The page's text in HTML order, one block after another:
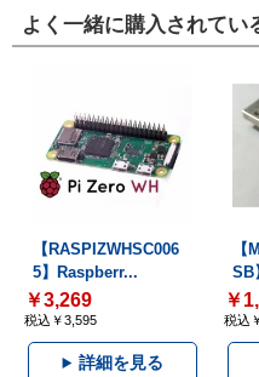
よく一緒に購入されてい
【RASPIZWHSC006
5】Raspberr...
￥3,269
税込￥3,595
詳細を見る
【
SB
￥
税込